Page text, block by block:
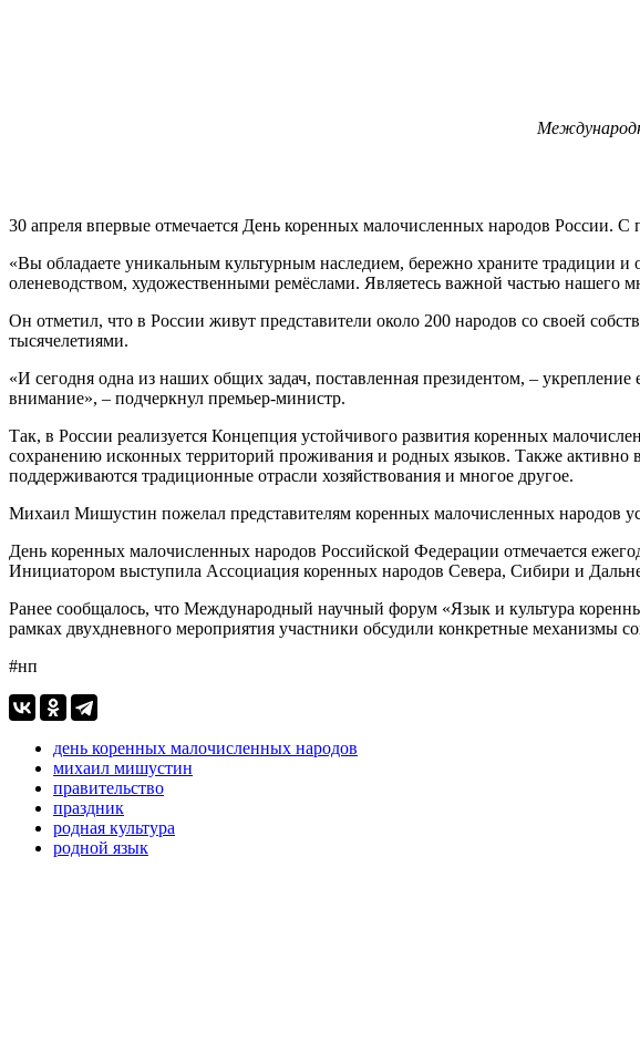
30 апреля впервые отмечается День коренных малочисленных народов России.
«Вы обладаете уникальным культурным наследием, бережно храните традиции
оленеводством, художественными ремёслами. Являетесь важной частью нашего
Он отметил, что в России живут представители около 200 народов со своей
тысячелетиями.
«И сегодня одна из наших общих задач, поставленная президентом, –
внимание», – подчеркнул премьер-министр.
Так, в России реализуется Концепция устойчивого развития коренных
сохранению исконных территорий проживания и родных языков. Также
поддерживаются традиционные отрасли хозяйствования и многое другое.
Михаил Мишустин пожелал представителям коренных малочисленных народов
День коренных малочисленных народов Российской Федерации отмечается
Инициатором выступила Ассоциация коренных народов Севера, Сибири и
Ранее сообщалось, что Международный научный форум «Язык и культура
рамках двухдневного мероприятия участники обсудили конкретные механизмы
#нп
день коренных малочисленных народов
михаил мишустин
правительство
праздник
родная культура
родной язык